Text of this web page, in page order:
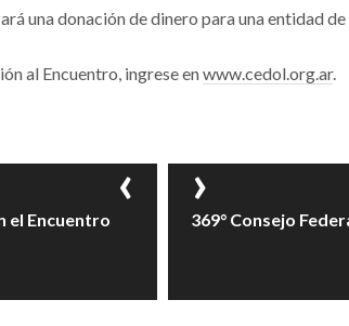
una donación de dinero para una entidad
al Encuentro, ingrese enwww.cedol.org.ar.
el Encuentro
369° Consejo